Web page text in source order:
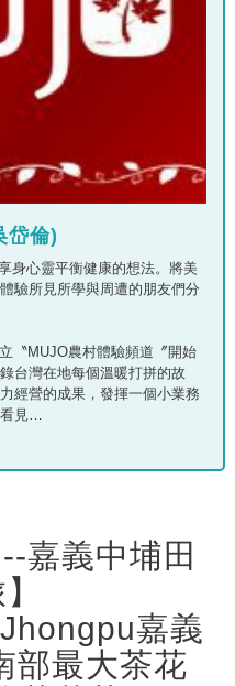
岱倫)
身心靈平衡健康的想法。將美
驗所見所學與周遭的朋友們分
MUJO農村體驗頻道〞開始
台灣在地每個溫暖打拼的故
經營的成果，發揮一個小業務
見…
嘉義中埔田
嘉義
部最大茶花